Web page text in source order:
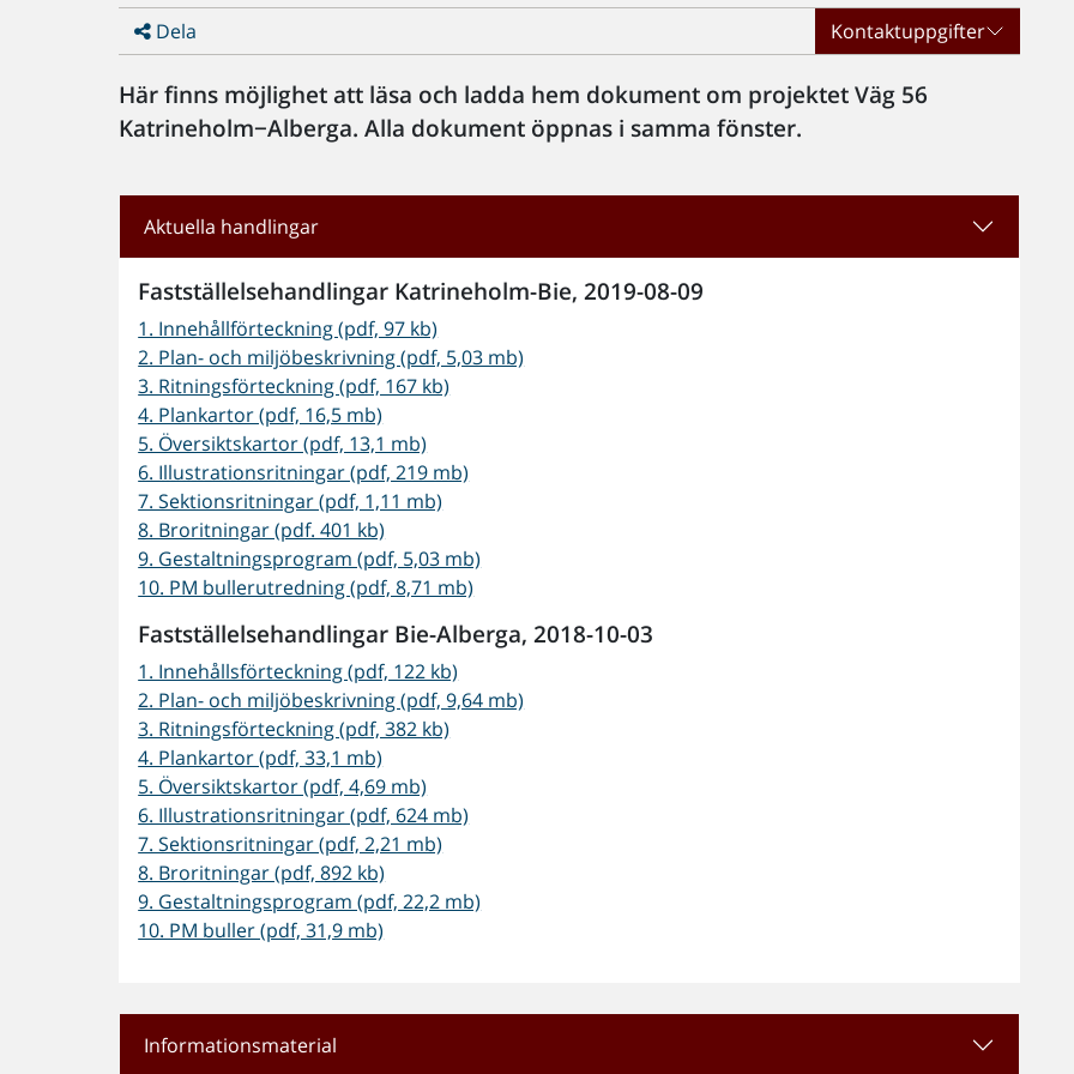
Dela Kontaktuppgifter
Här finns möjlighet att läsa och ladda hem dokument om projektet Väg 56
Katrineholm−Alberga. Alla dokument öppnas i samma fönster.
Aktuella handlingar
Fastställelsehandlingar Katrineholm-Bie, 2019-08-09
1. Innehållförteckning (pdf, 97 kb)
2. Plan- och miljöbeskrivning (pdf, 5,03 mb)
3. Ritningsförteckning (pdf, 167 kb)
4. Plankartor (pdf, 16,5 mb)
5. Översiktskartor (pdf, 13,1 mb)
6. Illustrationsritningar (pdf, 219 mb)
7. Sektionsritningar (pdf, 1,11 mb)
8. Broritningar (pdf. 401 kb)
9. Gestaltningsprogram (pdf, 5,03 mb)
10. PM bullerutredning (pdf, 8,71 mb)
Fastställelsehandlingar Bie-Alberga, 2018-10-03
1. Innehållsförteckning (pdf, 122 kb)
2. Plan- och miljöbeskrivning (pdf, 9,64 mb)
3. Ritningsförteckning (pdf, 382 kb)
4. Plankartor (pdf, 33,1 mb)
5. Översiktskartor (pdf, 4,69 mb)
6. Illustrationsritningar (pdf, 624 mb)
7. Sektionsritningar (pdf, 2,21 mb)
8. Broritningar (pdf, 892 kb)
9. Gestaltningsprogram (pdf, 22,2 mb)
10. PM buller (pdf, 31,9 mb)
Informationsmaterial